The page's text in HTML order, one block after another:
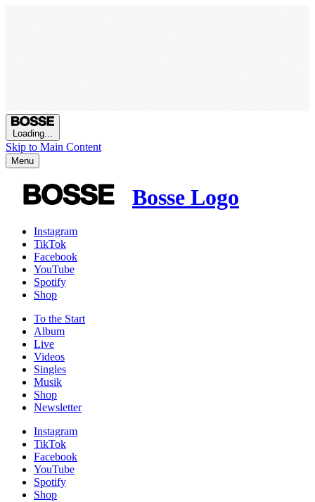
Loading...
Skip to Main Content
Menu
Bosse Logo
Instagram
TikTok
Facebook
YouTube
Spotify
Shop
To the Start
Album
Live
Videos
Singles
Musik
Shop
News­letter
Instagram
TikTok
Facebook
YouTube
Spotify
Shop